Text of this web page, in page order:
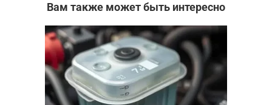
Вам также может быть интересно